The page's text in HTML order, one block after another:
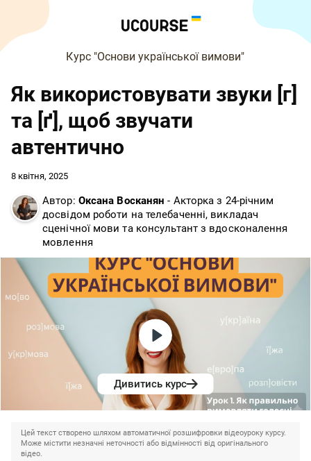
Курс "Основи української вимови"
Як використовувати звуки [г]
та [ґ], щоб звучати
автентично
8 квітня, 2025
Автор: Оксана Восканян - Акторка з 24-річним
досвідом роботи на телебаченні, викладач
сценічної мови та консультант з вдосконалення
мовлення
Дивитись курс
Цей текст створено шляхом автоматичної розшифровки відеоуроку курсу.
Може містити незначні неточності або відмінності від оригінального
відео.